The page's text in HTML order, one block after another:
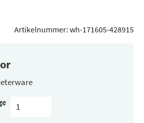
Artikelnummer: wh-171605-428915